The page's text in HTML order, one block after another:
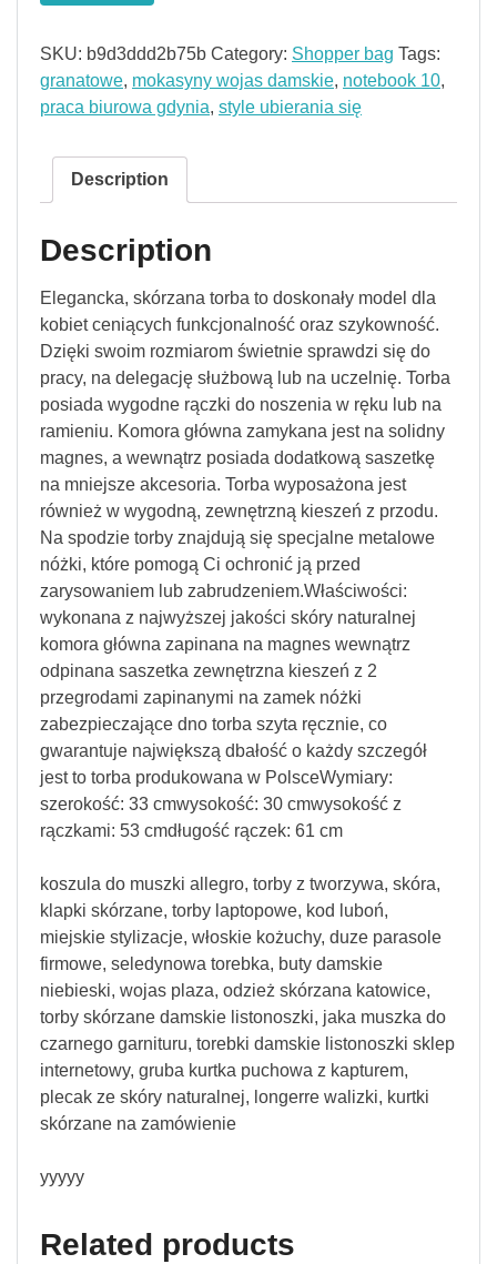
SKU: b9d3ddd2b75b Category: Shopper bag Tags:
granatowe, mokasyny wojas damskie, notebook 10,
praca biurowa gdynia, style ubierania się
Description
Description
Elegancka, skórzana torba to doskonały model dla
kobiet ceniących funkcjonalność oraz szykowność.
Dzięki swoim rozmiarom świetnie sprawdzi się do
pracy, na delegację służbową lub na uczelnię. Torba
posiada wygodne rączki do noszenia w ręku lub na
ramieniu. Komora główna zamykana jest na solidny
magnes, a wewnątrz posiada dodatkową saszetkę
na mniejsze akcesoria. Torba wyposażona jest
również w wygodną, zewnętrzną kieszeń z przodu.
Na spodzie torby znajdują się specjalne metalowe
nóżki, które pomogą Ci ochronić ją przed
zarysowaniem lub zabrudzeniem.Właściwości:
wykonana z najwyższej jakości skóry naturalnej
komora główna zapinana na magnes wewnątrz
odpinana saszetka zewnętrzna kieszeń z 2
przegrodami zapinanymi na zamek nóżki
zabezpieczające dno torba szyta ręcznie, co
gwarantuje największą dbałość o każdy szczegół
jest to torba produkowana w PolsceWymiary:
szerokość: 33 cmwysokość: 30 cmwysokość z
rączkami: 53 cmdługość rączek: 61 cm
koszula do muszki allegro, torby z tworzywa, skóra,
klapki skórzane, torby laptopowe, kod luboń,
miejskie stylizacje, włoskie kożuchy, duze parasole
firmowe, seledynowa torebka, buty damskie
niebieski, wojas plaza, odzież skórzana katowice,
torby skórzane damskie listonoszki, jaka muszka do
czarnego garnituru, torebki damskie listonoszki sklep
internetowy, gruba kurtka puchowa z kapturem,
plecak ze skóry naturalnej, longerre walizki, kurtki
skórzane na zamówienie
yyyyy
Related products